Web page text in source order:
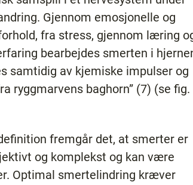
Gjennom emosjonelle og
fra stress, gjennom læring
bearbejdes smerten i
samtidig av kjemiske impulser og
ryggmarvens baghorn” (7) (se fig.
fremgår det, at smerter er
og komplekst og kan være
Optimal smertelindring kræver